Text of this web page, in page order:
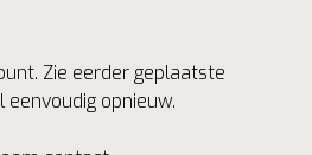
Zie eerder geplaatste
opnieuw.